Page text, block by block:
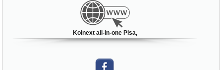
Koinext all-in-one Pisa,